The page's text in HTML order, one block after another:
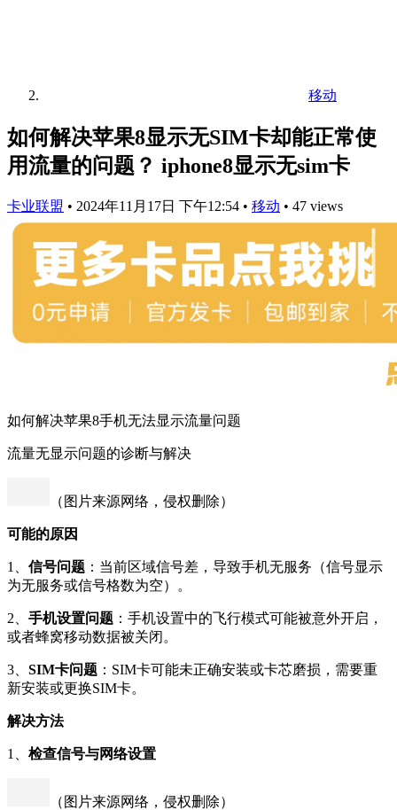
移动
如何解决苹果8显示无SIM卡却能正常使
用流量的问题？ iphone8显示无sim卡
卡业联盟 • 2024年11月17日 下午12:54 • 移动 • 47 views
如何解决苹果8手机无法显示流量问题
流量无显示问题的诊断与解决
（图片来源网络，侵权删除）
可能的原因
1、 信号问题 ：当前区域信号差，导致手机无服务（信号显示
为无服务或信号格数为空）。
2、 手机设置问题 ：手机设置中的飞行模式可能被意外开启，
或者蜂窝移动数据被关闭。
3、 SIM卡问题 ：SIM卡可能未正确安装或卡芯磨损，需要重
新安装或更换SIM卡。
解决方法
1、 检查信号与网络设置
（图片来源网络，侵权删除）